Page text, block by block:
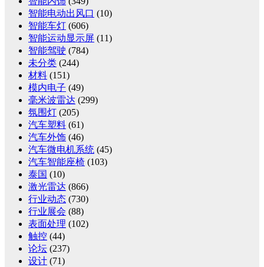
智能电动出风口 (10)
智能车灯 (606)
智能运动显示屏 (11)
智能驾驶 (784)
未分类 (244)
材料 (151)
模内电子 (49)
毫米波雷达 (299)
氛围灯 (205)
汽车塑料 (61)
汽车外饰 (46)
汽车微电机系统 (45)
汽车智能座椅 (103)
泰国 (10)
激光雷达 (866)
行业动态 (730)
行业展会 (88)
表面处理 (102)
触控 (44)
论坛 (237)
设计 (71)